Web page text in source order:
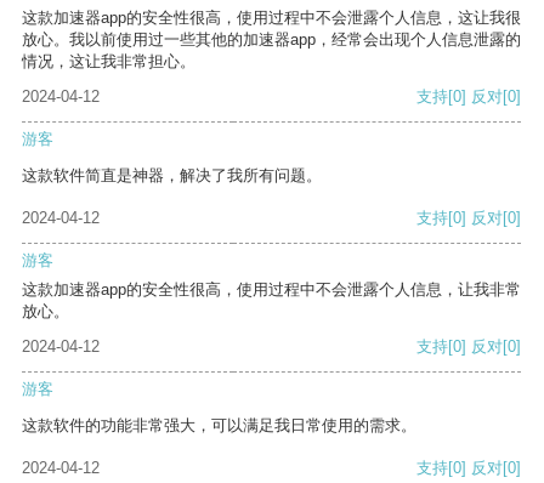
这款加速器app的安全性很高，使用过程中不会泄露个人信息，这让我很
放心。我以前使用过一些其他的加速器app，经常会出现个人信息泄露的
情况，这让我非常担心。
2024-04-12
支持[0] 反对[0]
游客
这款软件简直是神器，解决了我所有问题。
2024-04-12 支持[0] 反对[0]
游客
这款加速器app的安全性很高，使用过程中不会泄露个人信息，让我非常
放心。
2024-04-12
支持[0] 反对[0]
游客
这款软件的功能非常强大，可以满足我日常使用的需求。
2024-04-12 支持[0] 反对[0]